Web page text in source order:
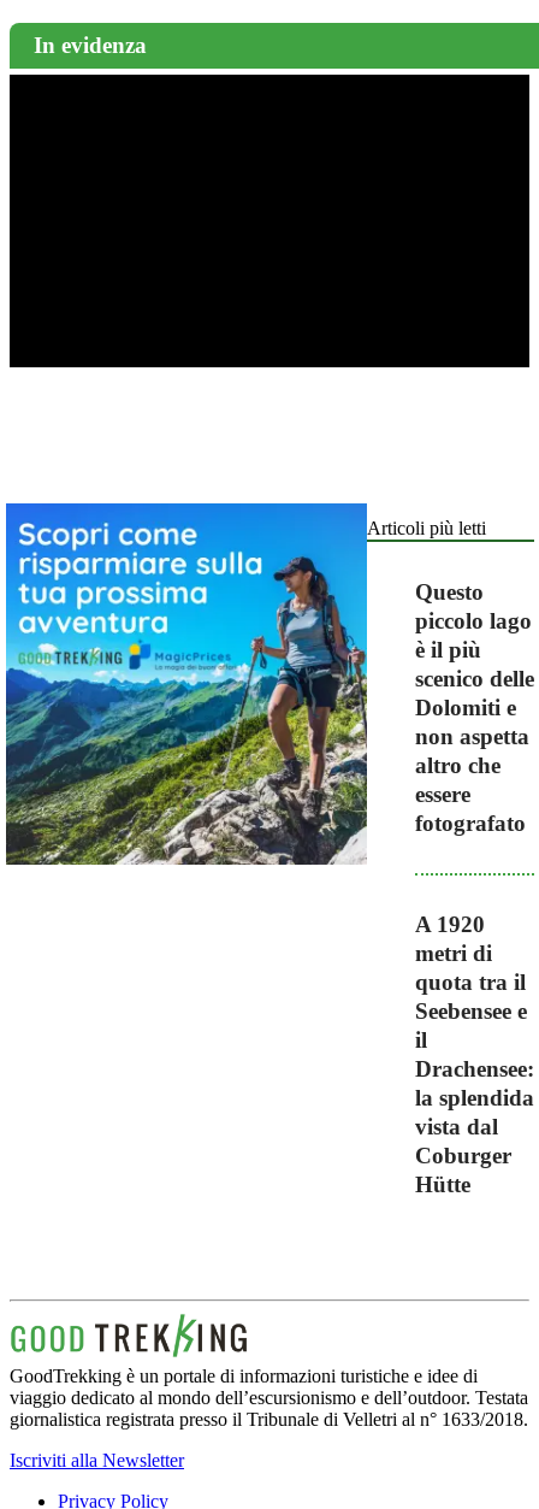
In evidenza
Articoli più letti
Questo
piccolo lago
è il più
scenico delle
Dolomiti e
non aspetta
altro che
essere
fotografato
A 1920
metri di
quota tra il
Seebensee e
il
Drachensee:
la splendida
vista dal
Coburger
Hütte
GoodTrekking è un portale di informazioni turistiche e idee di
viaggio dedicato al mondo dell’escursionismo e dell’outdoor. Testata
giornalistica registrata presso il Tribunale di Velletri al n° 1633/2018.
Iscriviti alla Newsletter
Privacy Policy